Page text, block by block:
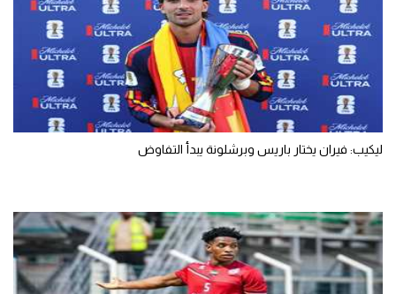
ليكيب: فيران يختار باريس وبرشلونة يبدأ التفاوض